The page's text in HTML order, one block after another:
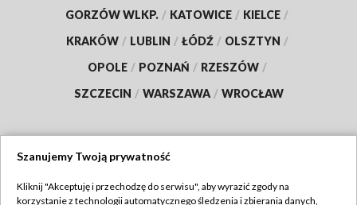
GORZÓW WLKP. / KATOWICE / KIELCE /
KRAKÓW / LUBLIN / ŁÓDŹ / OLSZTYN /
OPOLE / POZNAŃ / RZESZÓW /
SZCZECIN / WARSZAWA / WROCŁAW
Szanujemy Twoją prywatność
Kliknij "Akceptuję i przechodzę do serwisu", aby wyrazić zgody na
korzystanie z technologii automatycznego śledzenia i zbierania danych,